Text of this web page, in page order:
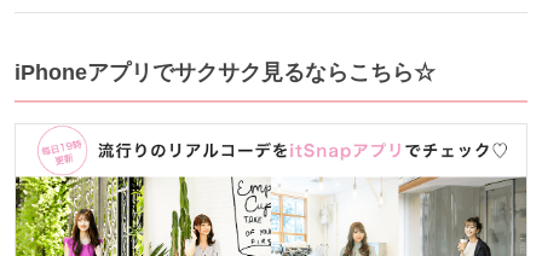
iPhoneアプリでサクサク見るならこちら☆